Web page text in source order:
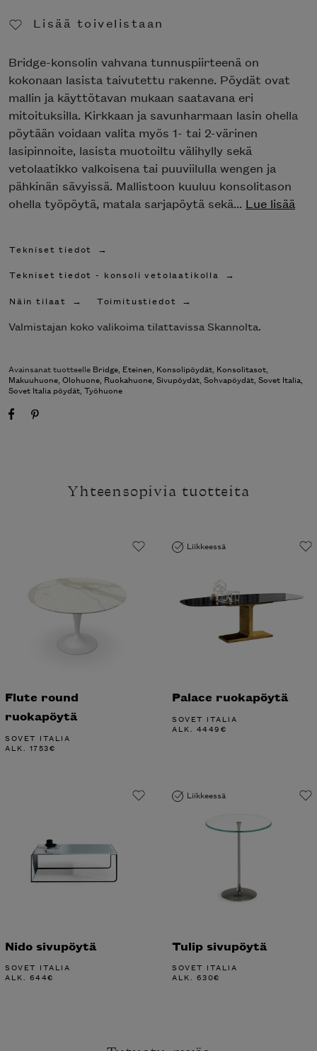
Lisää toivelistaan
Bridge-konsolin vahvana tunnuspiirteenä on
kokonaan lasista taivutettu rakenne. Pöydät ovat
mallin ja käyttötavan mukaan saatavana eri
mitoituksilla. Kirkkaan ja savunharmaan lasin ohella
pöytään voidaan valita myös 1- tai 2-värinen
lasipinnoite, lasista muotoiltu välihylly sekä
vetolaatikko valkoisena tai puuviilulla wengen ja
pähkinän sävyissä. Mallistoon kuuluu konsolitason
ohella työpöytä, matala sarjapöytä sekä... Lue lisää
Tekniset tiedot
Tekniset tiedot - konsoli vetolaatikolla
Näin tilaat
Toimitustiedot
Valmistajan koko valikoima tilattavissa Skannolta.
Avainsanat tuotteelle Bridge, Eteinen, Konsolipöydät, Konsolitasot,
Makuuhuone, Olohuone, Ruokahuone, Sivupöydät, Sohvapöydät, Sovet Italia,
Sovet Italia pöydät, Työhuone
Yhteensopivia tuotteita
Flute round
ruokapöytä
SOVET ITALIA
ALK. 1753€
Liikkeessä
Palace ruokapöytä
SOVET ITALIA
ALK. 4449€
Nido sivupöytä
SOVET ITALIA
ALK. 644€
Liikkeessä
Tulip sivupöytä
SOVET ITALIA
ALK. 630€